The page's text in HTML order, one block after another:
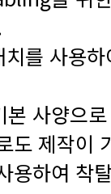
도 제작이
용하여 착